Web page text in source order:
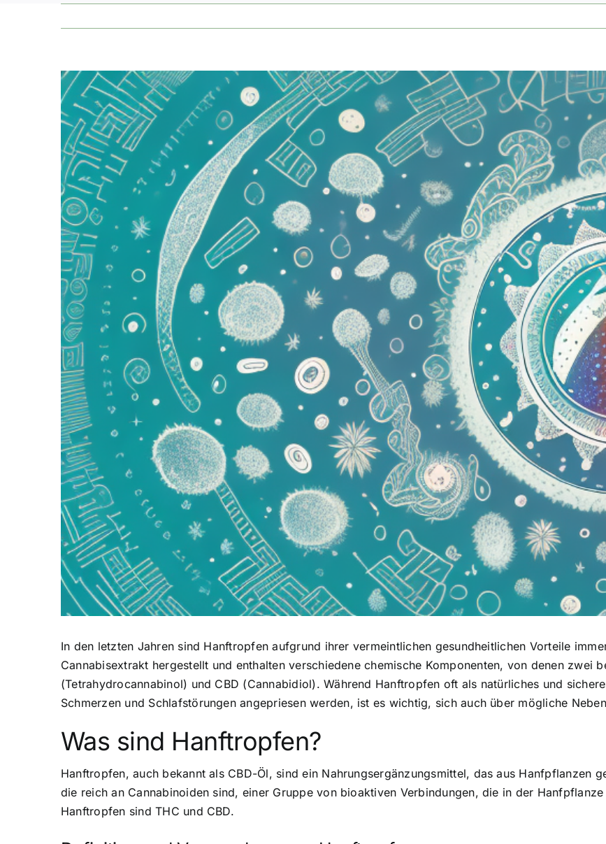
Zeige
grösseres
Bild
In den letzten Jahren sind Hanftropfen aufgrund ihrer vermeintlichen gesundheitlichen Vorteile
Cannabisextrakt hergestellt und enthalten verschiedene chemische Komponenten, von denen zwei
(Tetrahydrocannabinol) und CBD (Cannabidiol). Während Hanftropfen oft als natürliches und
Schmerzen und Schlafstörungen angepriesen werden, ist es wichtig, sich auch über mögliche
Was sind Hanftropfen?
Hanftropfen, auch bekannt als CBD-Öl, sind ein Nahrungsergänzungsmittel, das aus Hanfpflanzen
die reich an Cannabinoiden sind, einer Gruppe von bioaktiven Verbindungen, die in der
Hanftropfen sind THC und CBD.